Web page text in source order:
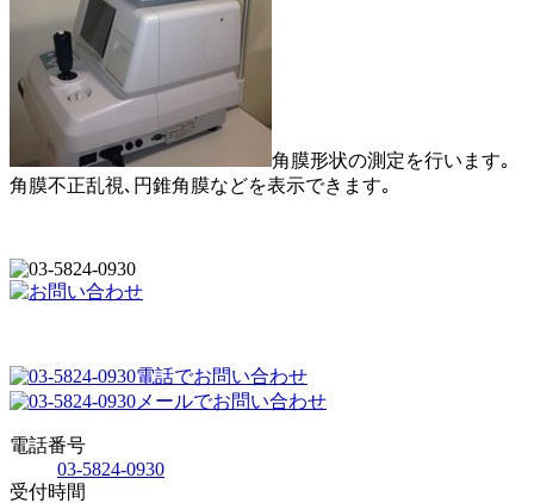
角膜形状の測定を行います｡
角膜不正乱視､円錐角膜などを表示できます｡
電話でお問い合わせ
メールでお問い合わせ
電話番号
03-5824-0930
受付時間